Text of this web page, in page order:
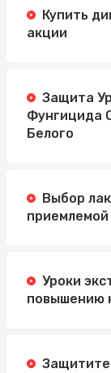
Купить
акции
Защита
Фунгицида
Белого
Выбор
Уроки
повышению